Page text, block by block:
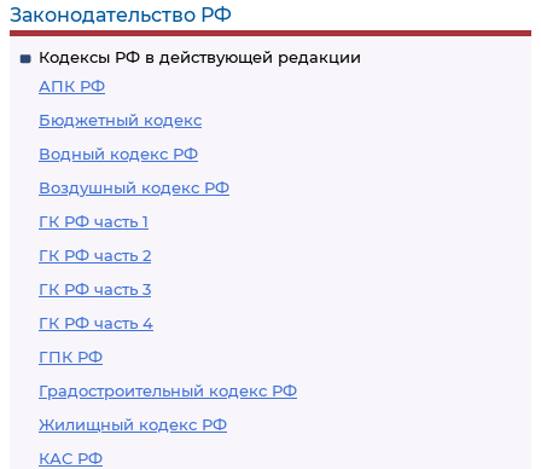
Законодательство РФ
Кодексы РФ в действующей редакции
АПК РФ
Бюджетный кодекс
Водный кодекс РФ
Воздушный кодекс РФ
ГК РФ часть 1
ГК РФ часть 2
ГК РФ часть 3
ГК РФ часть 4
ГПК РФ
Градостроительный кодекс РФ
Жилищный кодекс РФ
КАС РФ
Российской
Федерации,
иностранной валюты
и других валютных
ценностей